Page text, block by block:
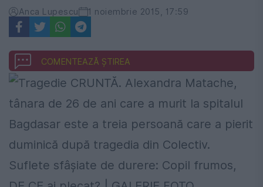
Anca Lupescu 1 noiembrie 2015, 17:59
COMENTEAZĂ ȘTIREA